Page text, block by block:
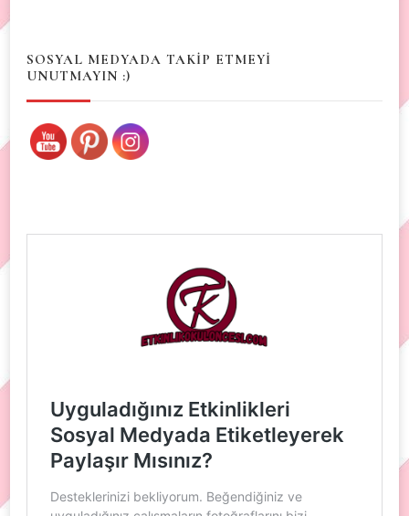
SOSYAL MEDYADA TAKİP ETMEYİ
UNUTMAYIN :)